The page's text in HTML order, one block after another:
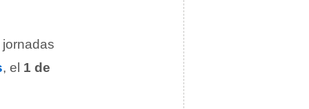
, el 1 de